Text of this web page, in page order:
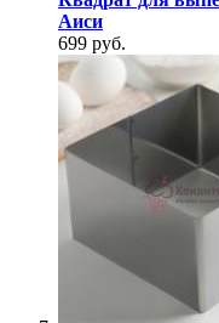
Аиси
699 руб.